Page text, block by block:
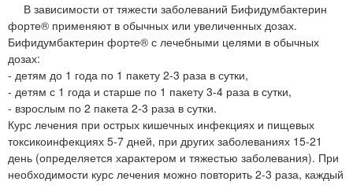
В зависимости от тяжести заболеваний Бифидумбактерин
форте® применяют в обычных или увеличенных дозах.
Бифидумбактерин форте® с лечебными целями в обычных
дозах:
- детям до 1 года по 1 пакету 2-3 раза в сутки,
- детям с 1 года и старше по 1 пакету 3-4 раза в сутки,
- взрослым по 2 пакета 2-3 раза в сутки.
Курс лечения при острых кишечных инфекциях и пищевых
токсикоинфекциях 5-7 дней, при других заболеваниях 15-21
день (определяется характером и тяжестью заболевания). При
необходимости курс лечения можно повторить 2-3 раза, каждый